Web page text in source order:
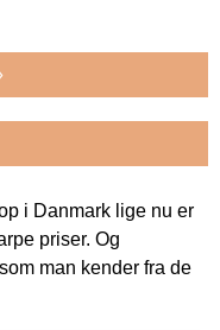
i Danmark lige nu er
priser. Og
som man kender fra de